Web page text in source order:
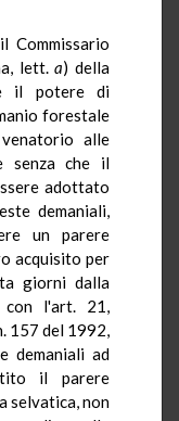
Commissario
lett.a) della
il potere di
forestale
alle
senza che il
adottato
demaniali,
un parere
acquisito per
giorni dalla
con l'art. 21,
157 del 1992,
demaniali ad
il parere
selvatica, non